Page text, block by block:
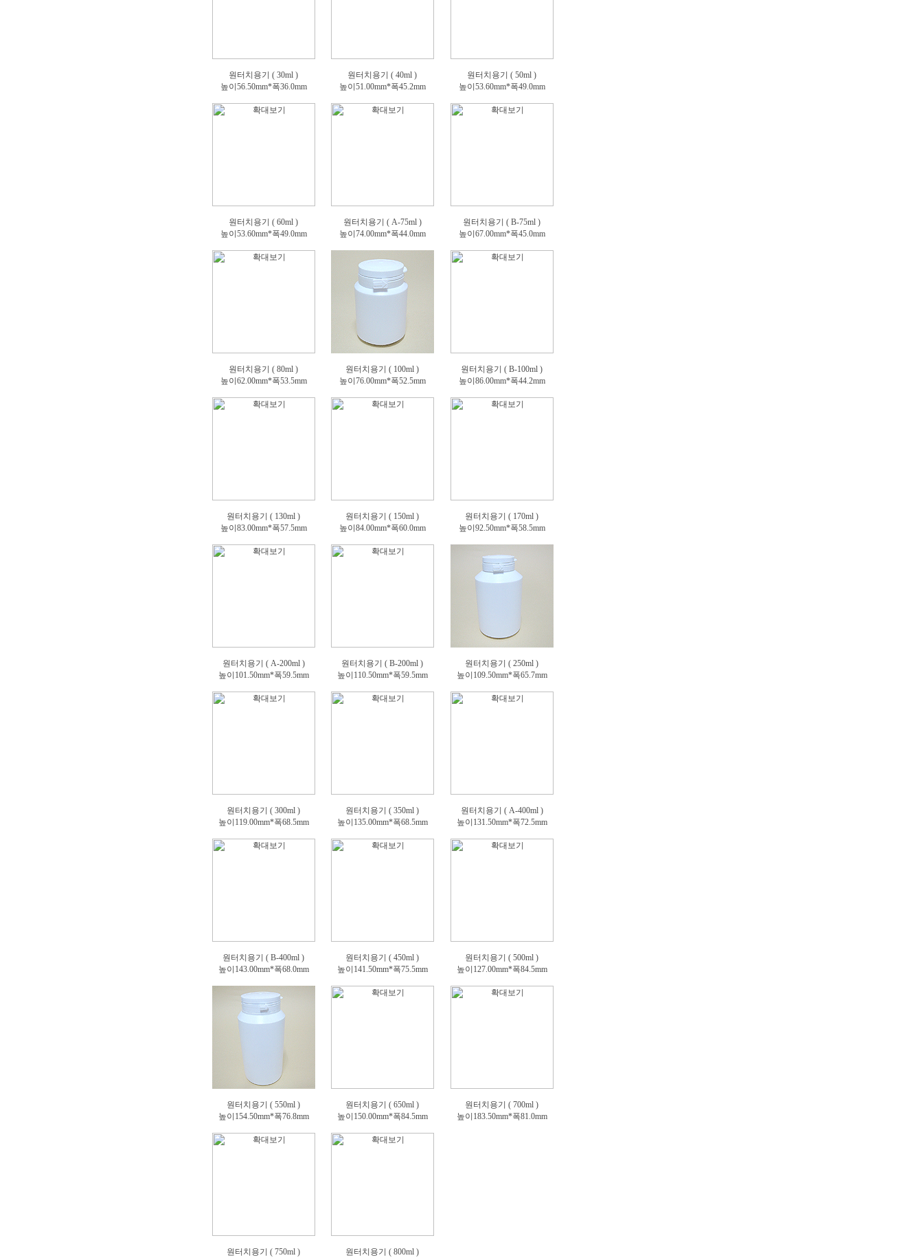
원터치용기 ( 30ml )
높이56.50mm*폭36.0mm
원터치용기 ( 40ml )
높이51.00mm*폭45.2mm
원터치용기 ( 50ml )
높이53.60mm*폭49.0mm
원터치용기 ( 60ml )
높이53.60mm*폭49.0mm
원터치용기 ( A-75ml )
높이74.00mm*폭44.0mm
원터치용기 ( B-75ml )
높이67.00mm*폭45.0mm
원터치용기 ( 80ml )
높이62.00mm*폭53.5mm
원터치용기 ( 100ml )
높이76.00mm*폭52.5mm
원터치용기 ( B-100ml )
높이86.00mm*폭44.2mm
원터치용기 ( 130ml )
높이83.00mm*폭57.5mm
원터치용기 ( 150ml )
높이84.00mm*폭60.0mm
원터치용기 ( 170ml )
높이92.50mm*폭58.5mm
원터치용기 ( A-200ml )
높이101.50mm*폭59.5mm
원터치용기 ( B-200ml )
높이110.50mm*폭59.5mm
원터치용기 ( 250ml )
높이109.50mm*폭65.7mm
원터치용기 ( 300ml )
높이119.00mm*폭68.5mm
원터치용기 ( 350ml )
높이135.00mm*폭68.5mm
원터치용기 ( A-400ml )
높이131.50mm*폭72.5mm
원터치용기 ( B-400ml )
높이143.00mm*폭68.0mm
원터치용기 ( 450ml )
높이141.50mm*폭75.5mm
원터치용기 ( 500ml )
높이127.00mm*폭84.5mm
원터치용기 ( 550ml )
높이154.50mm*폭76.8mm
원터치용기 ( 650ml )
높이150.00mm*폭84.5mm
원터치용기 ( 700ml )
높이183.50mm*폭81.0mm
원터치용기 ( 750ml )
원터치용기 ( 800ml )